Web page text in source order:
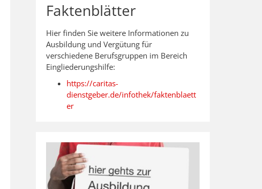
Faktenblätter
Hier finden Sie weitere Informationen zu
Ausbildung und Vergütung für
verschiedene Berufsgruppen im Bereich
Eingliederungshilfe:
https://caritas-
dienstgeber.de/infothek/faktenblaett
er